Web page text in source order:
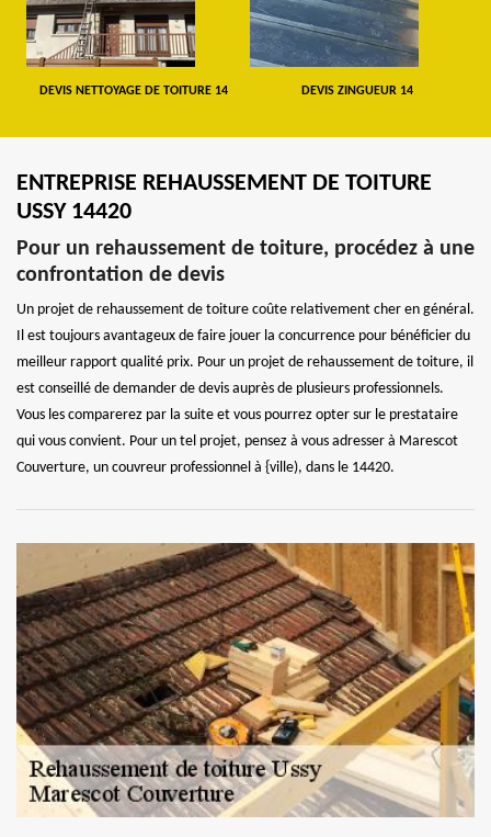
DEVIS NETTOYAGE DE TOITURE 14 DEVIS ZINGUEUR 14
ENTREPRISE REHAUSSEMENT DE TOITURE
USSY 14420
Pour un rehaussement de toiture, procédez à une
confrontation de devis
Un projet de rehaussement de toiture coûte relativement cher en général.
Il est toujours avantageux de faire jouer la concurrence pour bénéficier du
meilleur rapport qualité prix. Pour un projet de rehaussement de toiture, il
est conseillé de demander de devis auprès de plusieurs professionnels.
Vous les comparerez par la suite et vous pourrez opter sur le prestataire
qui vous convient. Pour un tel projet, pensez à vous adresser à Marescot
Couverture, un couvreur professionnel à {ville), dans le 14420.